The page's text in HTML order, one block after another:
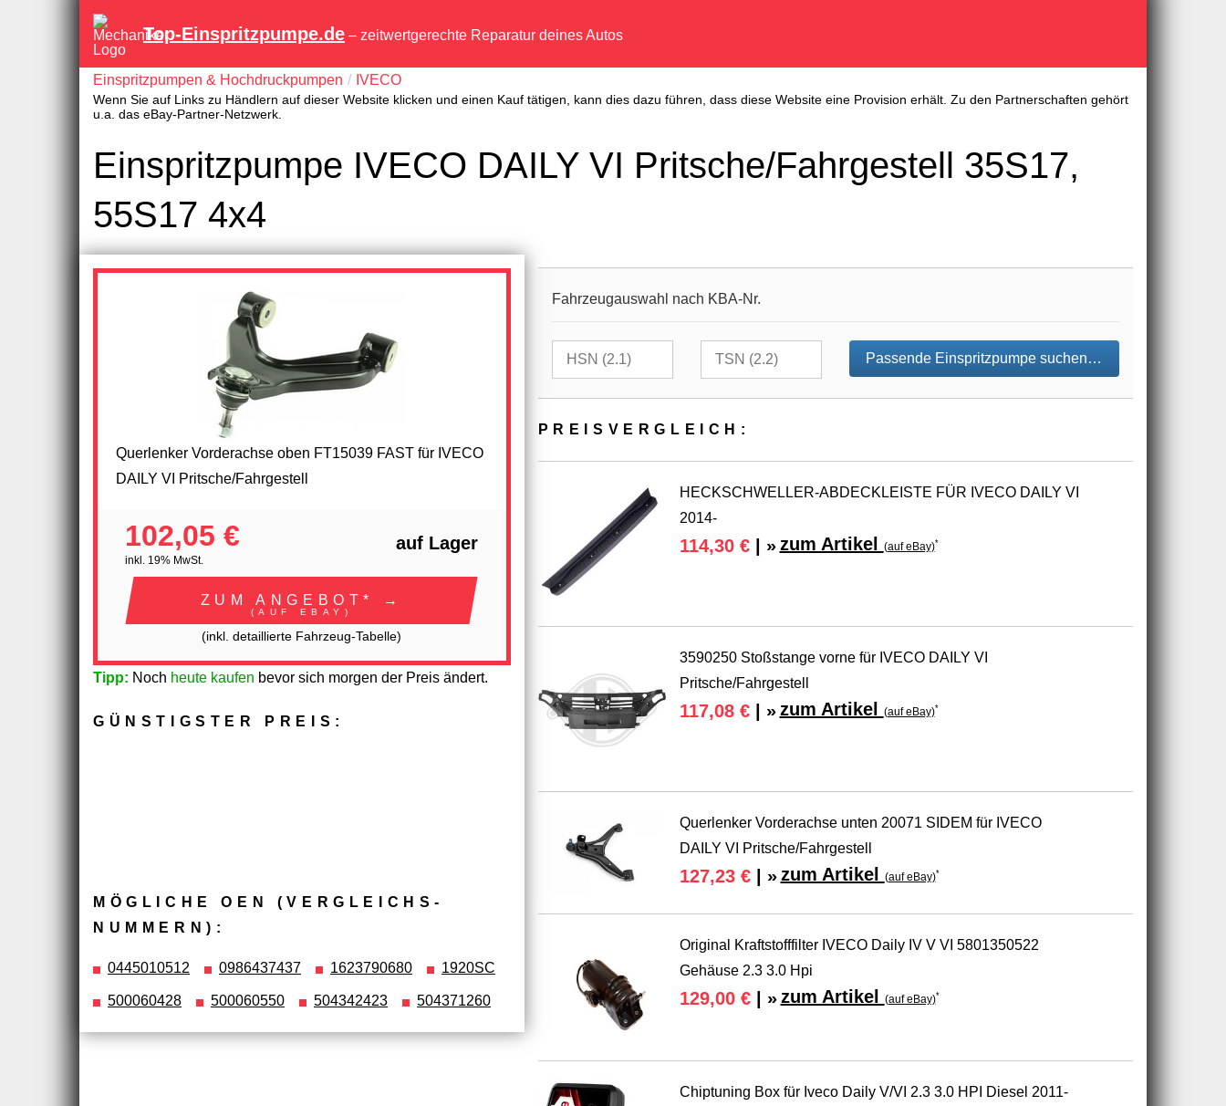
Top-Einspritzpumpe.de – zeitwertgerechte Reparatur deines Autos
Einspritzpumpen & Hochdruckpumpen IVECO
Wenn Sie auf Links zu Händlern auf dieser Website klicken und einen Kauf tätigen, kann dies dazu führen, dass diese Website eine Provision erhält. Zu den Partnerschaften gehört
u.a. das eBay-Partner-Netzwerk.
Einspritzpumpe IVECO DAILY VI Pritsche/Fahrgestell 35S17,
55S17 4x4
Querlenker Vorderachse oben FT15039 FAST für IVECO
DAILY VI Pritsche/Fahrgestell
102,05 €
inkl. 19% MwSt.
auf Lager
ZUM ANGEBOT* →
(AUF EBAY)
(inkl. detaillierte Fahrzeug-Tabelle)
Tipp: Noch heute kaufen bevor sich morgen der Preis ändert.
GÜNSTIGSTER PREIS:
MÖGLICHE OEN (VERGLEICHS­
NUMMERN):
0445010512 0986437437 1623790680 1920SC
500060428 500060550 504342423 504371260
Fahrzeugauswahl nach KBA-Nr.
Passende Einspritzpumpe suchen…
PREIS­VER­GLEICH:
HECKSCHWELLER-ABDECKLEISTE FÜR IVECO DAILY VI
2014-
114,30 €| » zum Artikel (auf eBay)*
3590250 Stoßstange vorne für IVECO DAILY VI
Pritsche/Fahrgestell
117,08 €| » zum Artikel (auf eBay)*
Querlenker Vorderachse unten 20071 SIDEM für IVECO
DAILY VI Pritsche/Fahrgestell
127,23 €| » zum Artikel (auf eBay)*
Original Kraftstofffilter IVECO Daily IV V VI 5801350522
Gehäuse 2.3 3.0 Hpi
129,00 €| » zum Artikel (auf eBay)*
Chiptuning Box für Iveco Daily V/VI 2.3 3.0 HPI Diesel 2011-